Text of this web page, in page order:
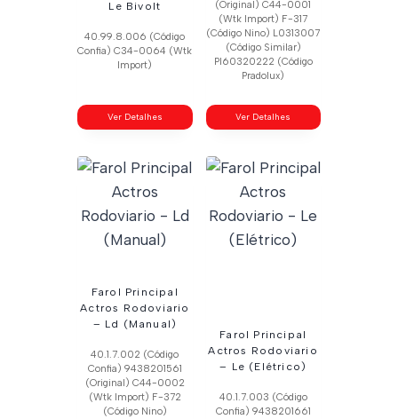
Le Bivolt
40.99.8.006 (Código
Confia) C34-0064 (Wtk
Import)
Ver Detalhes
(Original) C44-0001
(Wtk Import) F-317
(Código Nino) L0313007
(Código Similar)
Pl60320222 (Código
Pradolux)
Ver Detalhes
Farol Principal
Actros Rodoviario
– Ld (Manual)
40.1.7.002 (Código
Confia) 9438201561
(Original) C44-0002
(Wtk Import) F-372
(Código Nino)
Farol Principal
Actros Rodoviario
– Le (Elétrico)
40.1.7.003 (Código
Confia) 9438201661